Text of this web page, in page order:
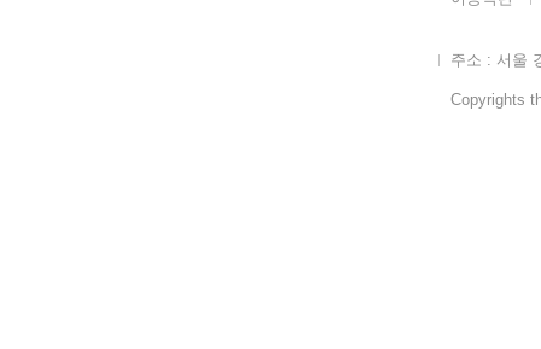
주소 : 서울
Copyrights